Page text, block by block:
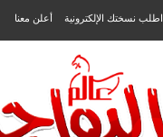
اطلب نسختك الإلكترونية أعلن معنا